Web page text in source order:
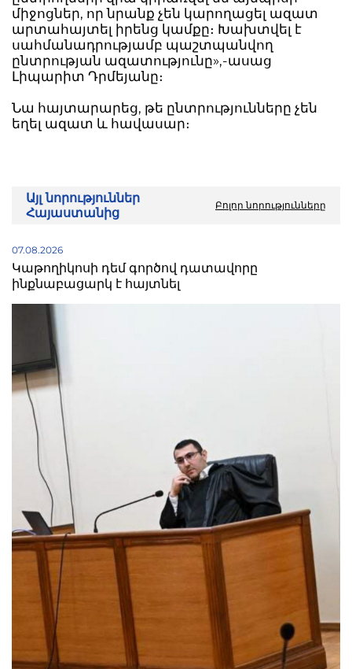
միջոցներ, որ նրանք չեն կարողացել ազատ
արտահայտել իրենց կամքը։ Խախտվել է
սահմանադրությամբ պաշտպանվող
ընտրության ազատությունը»,-ասաց
Լիպարիտ Դրմեյանը։
Նա հայտարարեց, թե ընտրությունները չեն
եղել ազատ և հավասար։
Այլ նորություններ
Հայաստանից
Բոլոր նորությունները
07.08.2026
Կաթողիկոսի դեմ գործով դատավորը
ինքնաբացարկ է հայտնել